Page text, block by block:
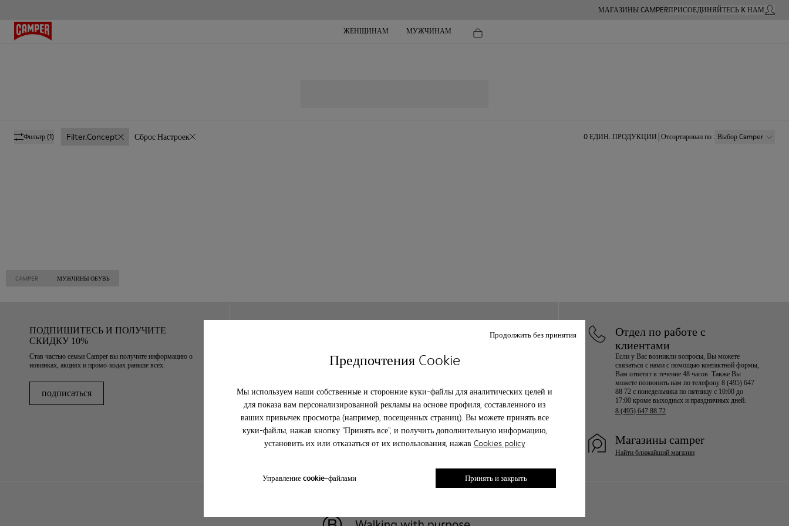
Предпочтения Cookie
Мы используем наши собственные и сторонние куки-файлы для аналитических целей и
для показа вам персонализированной рекламы на основе профиля, составленного из
ваших привычек просмотра (например, посещенных страниц). Вы можете принять все
куки-файлы, нажав кнопку "Принять все", и получить дополнительную информацию,
установить их или отказаться от их использования, нажав Cookies policy
Управление cookie-файлами
Продолжить без принятия
Принять и закрыть
МАГАЗИНЫ CAMPERПРИСОЕДИНЯЙТЕСЬ К НАММОЙ
ЖЕНЩИНАМ МУЖЧИНАМ
Фильтр(1) Filter.concept Сброс Настроек 0ЕДИН. ПРОДУКЦИИ Отсортирован по: Выбор Camper
CAMPER МУЖЧИНЫ ОБУВЬ
ПОДПИШИТЕСЬ И ПОЛУЧИТЕ
СКИДКУ 10%
Став частью семьи Camper вы получите информацию о
новинках, акциях и промо-кодах раньше всех.
подписаться
Политика конфиденциальности
Camper together
Blog
Отдел по работе с
клиентами
Если у Вас возникли вопросы, Вы можете
связаться с нами с помощью контактной формы,
Вам ответят в течение 48 часов. Также Вы
можете позвонить нам по телефону 8 (495) 647
88 72 с понедельника по пятницу с 10:00 до
17:00 кроме выходных и праздничных дней.
8 (495) 647 88 72
Магазины camper
Найти ближайший магазин